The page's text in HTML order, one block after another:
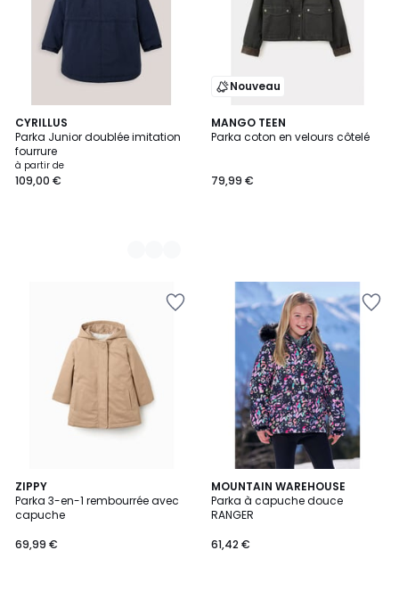
CYRILLUS
Parka Junior doublée imitation
fourrure
à partir de
109,00 €
2
Couleurs
Nouveau
MANGO TEEN
Parka coton en velours côtelé
79,99 €
ZIPPY
Parka 3-en-1 rembourrée avec
capuche
69,99 €
MOUNTAIN WAREHOUSE
Parka à capuche douce
RANGER
61,42 €